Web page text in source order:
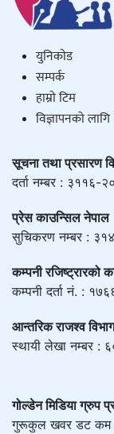
युनिकाेड
सम्पर्क
हाम्राे टिम
विज्ञापनको लागि
सूचना तथा प्रसारण
दर्ता नम्बर : ३११६-
प्रेस काउन्सिल नेपाल
सुचिकरण नम्बर :
कम्पनी रजिष्ट्रारको
कम्पनी दर्ता नं. :
आन्तरिक राजश्व विभाग
स्थायी लेखा नम्बर :
गोल्डेन मिडिया ग्रुप
गुरूकुल खवर डट कम